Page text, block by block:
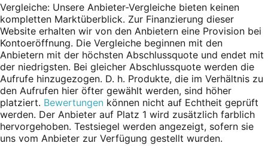
Vergleiche: Unsere Anbieter-Vergleiche bieten keinen
kompletten Marktüberblick. Zur Finanzierung dieser
Website erhalten wir von den Anbietern eine Provision bei
Kontoeröffnung. Die Vergleiche beginnen mit den
Anbietern mit der höchsten Abschlussquote und endet mit
der niedrigsten. Bei gleicher Abschlussquote werden die
Aufrufe hinzugezogen. D. h. Produkte, die im Verhältnis zu
den Aufrufen hier öfter gewählt werden, sind höher
platziert. Bewertungen können nicht auf Echtheit geprüft
werden. Der Anbieter auf Platz 1 wird zusätzlich farblich
hervorgehoben. Testsiegel werden angezeigt, sofern sie
uns vom Anbieter zur Verfügung gestellt wurden.